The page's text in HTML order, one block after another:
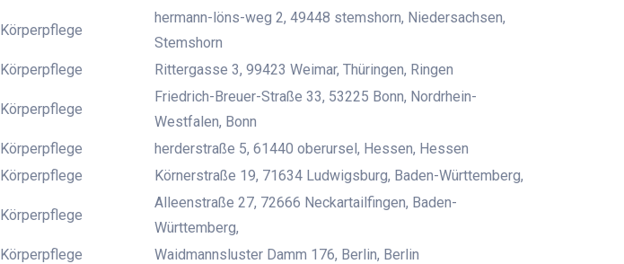
Körperpflege
hermann-löns-weg 2, 49448 stemshorn, Niedersachsen,
Stemshorn
Körperpflege Rittergasse 3, 99423 Weimar, Thüringen, Ringen
Körperpflege
Friedrich-Breuer-Straße 33, 53225 Bonn, Nordrhein-
Westfalen, Bonn
Körperpflege
herderstraße 5, 61440 oberursel, Hessen, Hessen
Körperpflege Körnerstraße 19, 71634 Ludwigsburg, Baden-Württemberg,
Körperpflege
Alleenstraße 27, 72666 Neckartailfingen, Baden-
Württemberg,
Körperpflege
Waidmannsluster Damm 176, Berlin, Berlin